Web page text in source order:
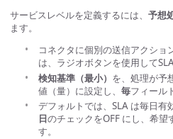
サービスレベルを定義するには、 予想
ます。
コネクタに個別の送信アクショ
は、ラジオボタンを使用して
検知基準（最小） を、処理が予
値（量）に設定し、 毎フィール
デフォルトでは、SLA は毎日有
日のチェックをOFF にし、希望
す。